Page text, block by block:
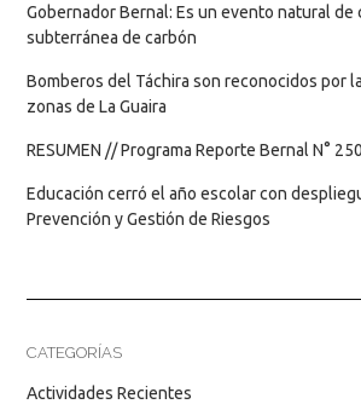
Gobernador Bernal: Es un evento natural de
subterránea de carbón
Bomberos del Táchira son reconocidos por
zonas de La Guaira
RESUMEN // Programa Reporte Bernal N° 250
Educación cerró el año escolar con
Prevención y Gestión de Riesgos
CATEGORÍAS
Actividades Recientes